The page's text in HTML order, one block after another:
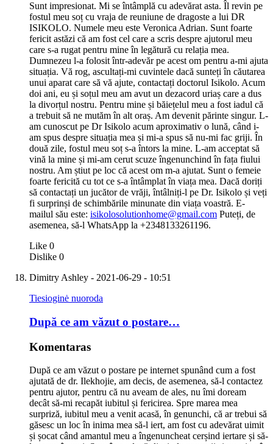
Sunt impresionat. Mi se întâmplă cu adevărat asta. Îl revin pe
fostul meu soț cu vraja de reuniune de dragoste a lui DR
ISIKOLO. Numele meu este Veronica Adrian. Sunt foarte
fericit astăzi că am fost cel care a scris despre ajutorul meu
care s-a rugat pentru mine în legătură cu relația mea.
Dumnezeu l-a folosit într-adevăr pe acest om pentru a-mi ajuta
situația. Vă rog, ascultați-mi cuvintele dacă sunteți în căutarea
unui aparat care să vă ajute, contactați doctorul Isikolo. Acum
doi ani, eu și soțul meu am avut un dezacord uriaș care a dus
la divorțul nostru. Pentru mine și băiețelul meu a fost iadul că
a trebuit să ne mutăm în alt oraș. Am devenit părinte singur. L-
am cunoscut pe Dr Isikolo acum aproximativ o lună, când i-
am spus despre situația mea și mi-a spus să nu-mi fac griji. În
două zile, fostul meu soț s-a întors la mine. L-am acceptat să
vină la mine și mi-am cerut scuze îngenunchind în fața fiului
nostru. Am știut pe loc că acest om m-a ajutat. Sunt o femeie
foarte fericită cu tot ce s-a întâmplat în viața mea. Dacă doriți
să contactați un jucător de vrăji, întâlniți-l pe Dr. Isikolo și veți
fi surprinși de schimbările minunate din viața voastră. E-
mailul său este: isikolosolutionhome@gmail.com Puteți, de
asemenea, să-l WhatsApp la +2348133261196.
Like 0
Dislike 0
Dimitry Ashley - 2021-06-29 - 10:51
Tiesioginė nuoroda
După ce am văzut o postare…
Komentaras
După ce am văzut o postare pe internet spunând cum a fost
ajutată de dr. Ilekhojie, am decis, de asemenea, să-l contactez
pentru ajutor, pentru că nu aveam de ales, nu îmi doream
decât să-mi recapăt iubitul și fericirea. Spre marea mea
surpriză, iubitul meu a venit acasă, în genunchi, că ar trebui să
găsesc un loc în inima mea să-l iert, am fost cu adevărat uimit
și șocat când amantul meu a îngenuncheat cerșind iertare și să-